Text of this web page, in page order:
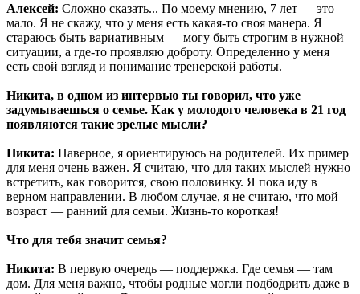
Алексей: Сложно сказать... По моему мнению, 7 лет — это
мало. Я не скажу, что у меня есть какая-то своя манера. Я
стараюсь быть вариативным — могу быть строгим в нужной
ситуации, а где-то проявляю доброту. Определенно у меня
есть свой взгляд и понимание тренерской работы.
Никита, в одном из интервью ты говорил, что уже
задумываешься о семье. Как у молодого человека в 21 год
появляются такие зрелые мысли?
Никита: Наверное, я ориентируюсь на родителей. Их пример
для меня очень важен. Я считаю, что для таких мыслей нужно
встретить, как говорится, свою половинку. Я пока иду в
верном направлении. В любом случае, я не считаю, что мой
возраст — ранний для семьи. Жизнь-то короткая!
Что для тебя значит семья?
Никита: В первую очередь — поддержка. Где семья — там
дом. Для меня важно, чтобы родные могли подбодрить даже в